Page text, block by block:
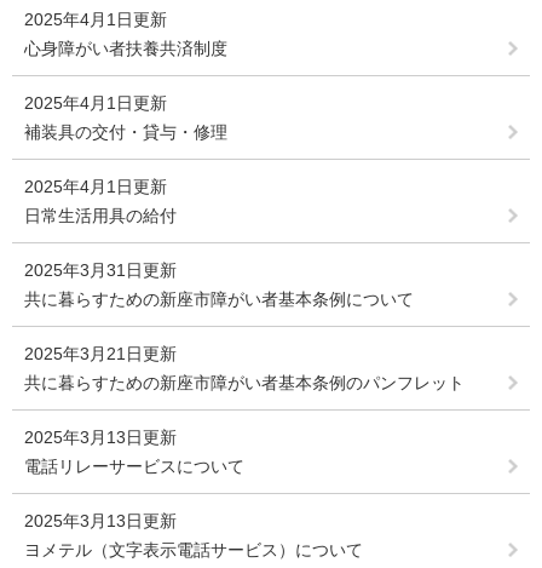
2025年4月1日更新
心身障がい者扶養共済制度
2025年4月1日更新
補装具の交付・貸与・修理
2025年4月1日更新
日常生活用具の給付
2025年3月31日更新
共に暮らすための新座市障がい者基本条例について
2025年3月21日更新
共に暮らすための新座市障がい者基本条例のパンフレット
2025年3月13日更新
電話リレーサービスについて
2025年3月13日更新
ヨメテル（文字表示電話サービス）について